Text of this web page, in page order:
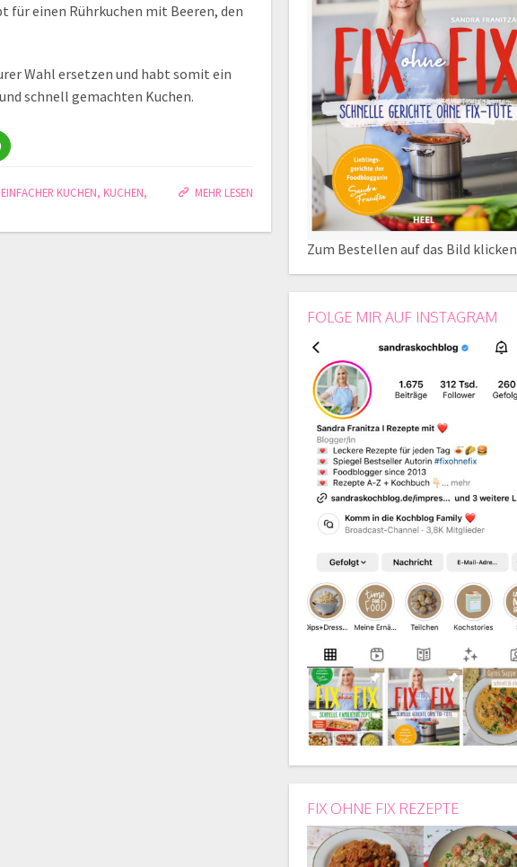
für einen Rührkuchen mit Beeren, den
Wahl ersetzen und habt somit ein
schnell gemachten Kuchen.
MEHR LESEN
EINFACHER KUCHEN, KUCHEN,
Zum Bestellen auf das Bild klicken
FOLGE MIR AUF INSTAGRAM
FIX OHNE FIX REZEPTE